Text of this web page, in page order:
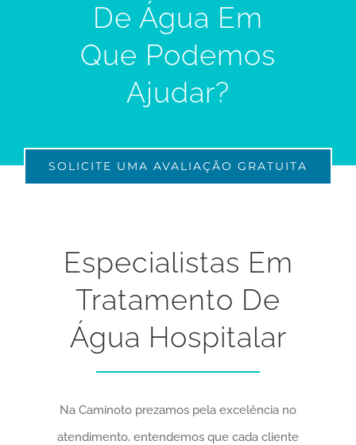
De Água Em
Que Podemos
Ajudar?
SOLICITE UMA AVALIAÇÃO GRATUITA
Especialistas Em
Tratamento De
Água Hospitalar
Na Caminoto prezamos pela excelência no
atendimento, entendemos que cada cliente